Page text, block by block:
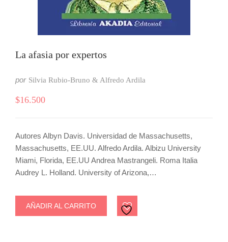
La afasia por expertos
por Silvia Rubio-Bruno & Alfredo Ardila
$16.500
Autores Albyn Davis. Universidad de Massachusetts,
Massachusetts, EE.UU. Alfredo Ardila. Albizu University
Miami, Florida, EE.UU Andrea Mastrangeli. Roma Italia
Audrey L. Holland. University of Arizona,…
AÑADIR AL CARRITO